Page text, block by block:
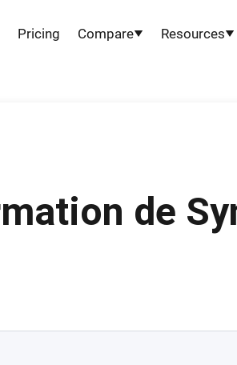
Pricing Compare Resources
de